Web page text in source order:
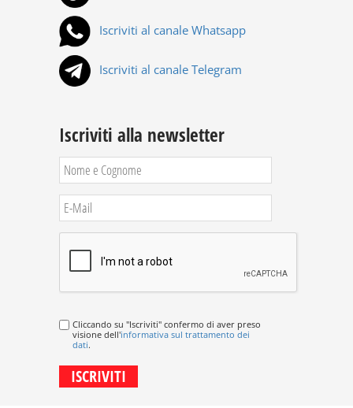
Iscriviti al canale Whatsapp
Iscriviti al canale Telegram
Iscriviti alla newsletter
Cliccando su "Iscriviti" confermo di aver preso
visione dell'informativa sul trattamento dei
dati.